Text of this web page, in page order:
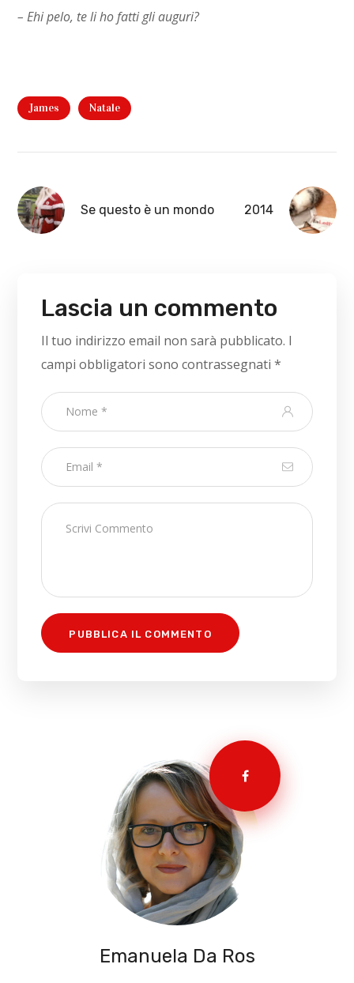
– Ehi pelo, te li ho fatti gli auguri?
James Natale
Se questo è un mondo 2014
Lascia un commento
Il tuo indirizzo email non sarà pubblicato. I
campi obbligatori sono contrassegnati*
Emanuela Da Ros